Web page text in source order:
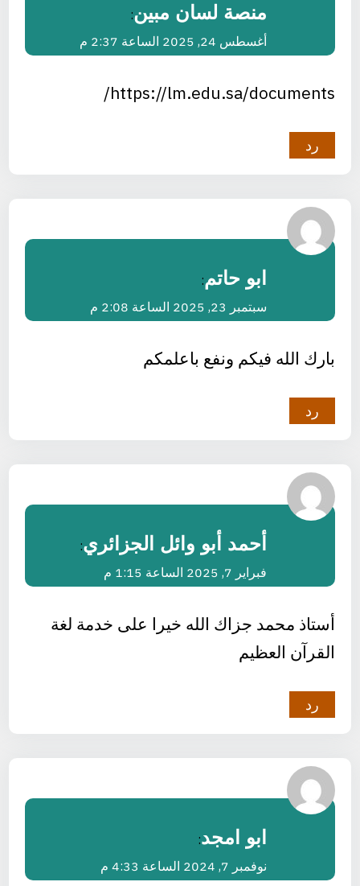
منصة لسان مبين:
أغسطس 24, 2025 الساعة 2:37 م
https://lm.edu.sa/documents/
رد
ابو حاتم:
سبتمبر 23, 2025 الساعة 2:08 م
بارك الله فيكم ونفع باعلمكم
رد
أحمد أبو وائل الجزائري:
فبراير 7, 2025 الساعة 1:15 م
أستاذ محمد جزاك الله خيرا على خدمة لغة
القرآن العظيم
رد
ابو امجد:
نوفمبر 7, 2024 الساعة 4:33 م